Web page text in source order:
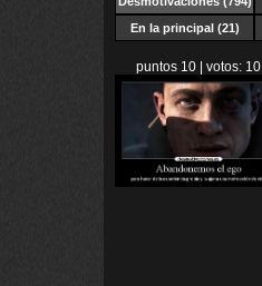
En la principal (21)
puntos 10 | votos: 10